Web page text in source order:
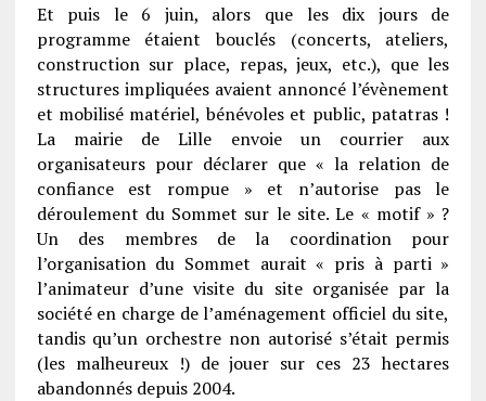
Et puis le 6 juin, alors que les dix jours de
programme étaient bouclés (concerts, ateliers,
construction sur place, repas, jeux, etc.), que les
structures impliquées avaient annoncé l’évènement
et mobilisé matériel, bénévoles et public, patatras !
La mairie de Lille envoie un courrier aux
organisateurs pour déclarer que « la relation de
confiance est rompue » et n’autorise pas le
déroulement du Sommet sur le site. Le « motif » ?
Un des membres de la coordination pour
l’organisation du Sommet aurait « pris à parti »
l’animateur d’une visite du site organisée par la
société en charge de l’aménagement officiel du site,
tandis qu’un orchestre non autorisé s’était permis
(les malheureux !) de jouer sur ces 23 hectares
abandonnés depuis 2004.